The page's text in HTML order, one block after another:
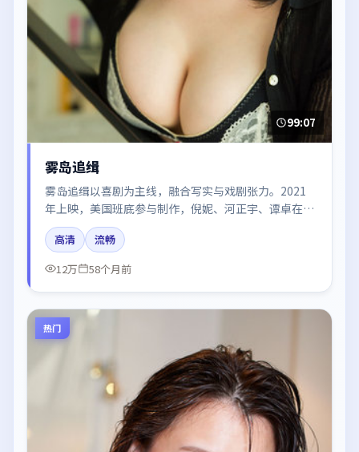
99:07
雾岛追缉
雾岛追缉以喜剧为主线，融合写实与戏剧张力。2021
年上映，美国班底参与制作，倪妮、河正宇、谭卓在片
中呈现细腻表演，影像风格统一，配乐与剪辑强化了情
绪曲线。
高清
流畅
12万
58个月前
热门